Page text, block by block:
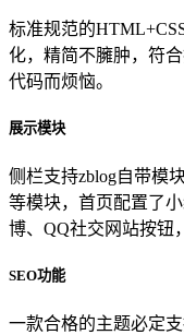
标准规范的
化，精简不臃肿，符
代码而烦恼。
展示模块
侧栏支持zblog自带模
等模块，首页配置了
博、QQ社交网站按钮
SEO功能
一款合格的主题必定